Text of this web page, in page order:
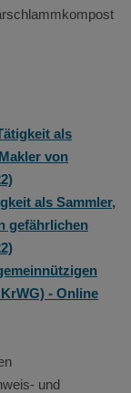
als
von
als Sammler,
gefährlichen
- Online
und